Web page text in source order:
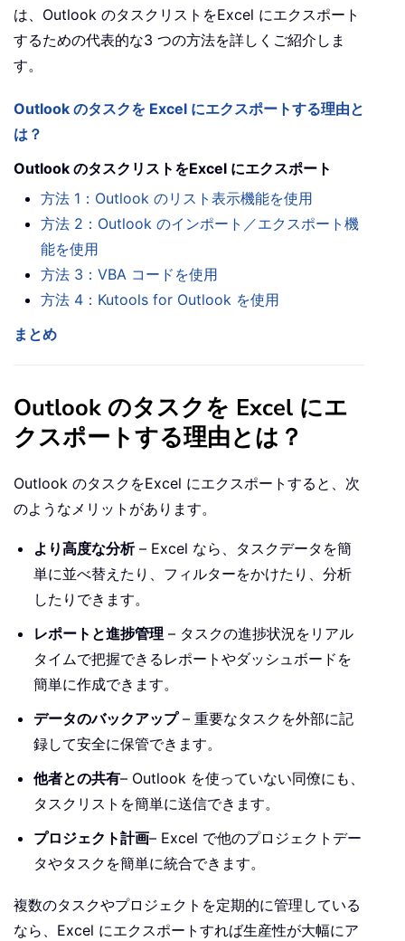
は、Outlook のタスクリストをExcel にエクスポート
するための代表的な3 つの方法を詳しくご紹介しま
す。
Outlook のタスクを Excel にエクスポートする理由と
は？
Outlook のタスクリストをExcel にエクスポート
方法 1：Outlook のリスト表示機能を使用
方法 2：Outlook のインポート／エクスポート機
能を使用
方法 3：VBA コードを使用
方法 4：Kutools for Outlook を使用
まとめ
Outlook のタスクを Excel にエ
クスポートする理由とは？
Outlook のタスクをExcel にエクスポートすると、次
のようなメリットがあります。
より高度な分析– Excel なら、タスクデータを簡
単に並べ替えたり、フィルターをかけたり、分析
したりできます。
レポートと進捗管理 – タスクの進捗状況をリアル
タイムで把握できるレポートやダッシュボードを
簡単に作成できます。
データのバックアップ– 重要なタスクを外部に記
録して安全に保管できます。
他者との共有– Outlook を使っていない同僚にも、
タスクリストを簡単に送信できます。
プロジェクト計画– Excel で他のプロジェクトデー
タやタスクを簡単に統合できます。
複数のタスクやプロジェクトを定期的に管理している
なら、Excel にエクスポートすれば生産性が大幅にア